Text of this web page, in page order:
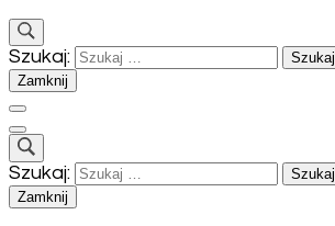
Szukaj:
Zamknij
Szukaj:
Zamknij